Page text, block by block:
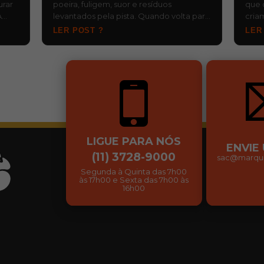
d…
poeira, fuligem, suor e resíduos
levantados pela pista. Quando volta para
o baú ainda molhada e fica esquecida,…
LER POST ?
que
LIGUE PARA NÓS
(11) 3728-9000
Segunda à Quinta das 7h00
às 17h00 e Sexta das 7h00 às
16h00
ENVIE